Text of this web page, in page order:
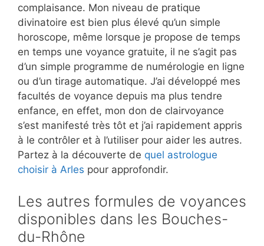
complaisance. Mon niveau de pratique
divinatoire est bien plus élevé qu’un simple
horoscope, même lorsque je propose de temps
en temps une voyance gratuite, il ne s’agit pas
d’un simple programme de numérologie en ligne
ou d’un tirage automatique. J’ai développé mes
facultés de voyance depuis ma plus tendre
enfance, en effet, mon don de clairvoyance
s’est manifesté très tôt et j’ai rapidement appris
à le contrôler et à l’utiliser pour aider les autres.
Partez à la découverte de quel astrologue
choisir à Arles pour approfondir.
Les autres formules de voyances
disponibles dans les Bouches-
du-Rhône